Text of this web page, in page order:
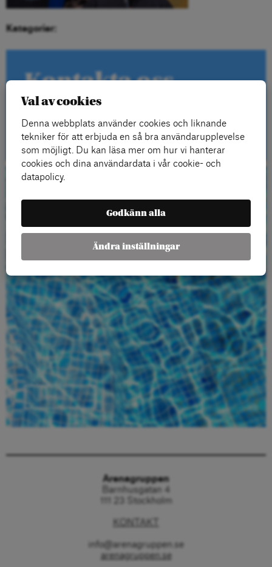
Kategorier:
Kontakta oss
Kontakt
Beställ gratis
material
Beställ här
Arenagruppen
Barnhusgatan 4
111 23 Stockholm
KONTAKT
info@arenagruppen.se
arenagruppen.se
Val av cookies
Denna webbplats använder cookies och liknande
tekniker för att erbjuda en så bra användarupplevelse
som möjligt. Du kan läsa mer om hur vi hanterar
cookies och dina användardata i vår cookie- och
datapolicy.
Godkänn alla
Ändra inställningar